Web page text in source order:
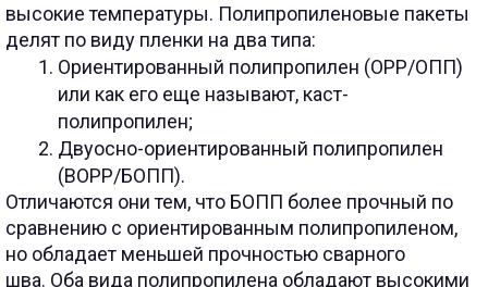
высокие температуры. Полипропиленовые пакеты
делят по виду пленки на два типа:
Ориентированный полипропилен (ОРР/ОПП)
или как его еще называют, каст-
полипропилен;
Двуосно-ориентированный полипропилен
(ВОРР/БОПП).
Отличаются они тем, что БОПП более прочный по
сравнению с ориентированным полипропиленом,
но обладает меньшей прочностью сварного
шва. Оба вида полипропилена обладают высокими